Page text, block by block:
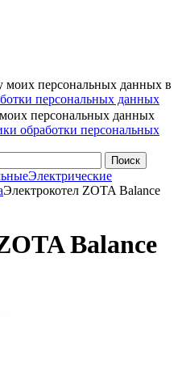
моих персональных данных в
персональных данных
персональных данных
обработки персональных
Электрические
Электрокотел ZOTA Balance
Balance